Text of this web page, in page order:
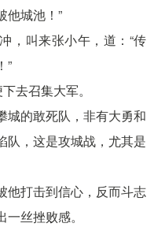
他城池！”
，叫来张小午，道：“传
”
去召集大军。
城的敢死队，非有大勇和
队，这是攻城战，尤其是
他打击到信心，反而斗志
丝挫败感。